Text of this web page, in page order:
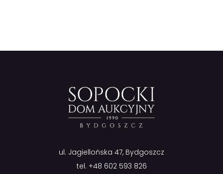
ul. Jagiellońska 47, Bydgoszcz
tel. +48 602 593 826